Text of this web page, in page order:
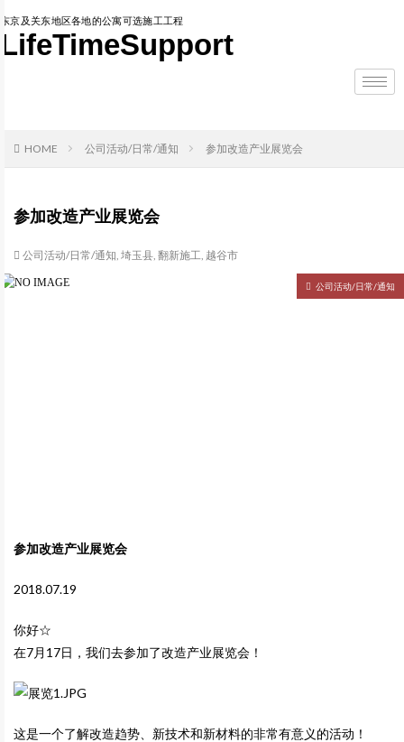
东京及关东地区各地的公寓可选施工工程
LifeTimeSupport
HOME 公司活动/日常/通知 参加改造产业展览会
参加改造产业展览会
公司活动/日常/通知, 埼玉县, 翻新施工, 越谷市
公司活动/日常/通知
参加改造产业展览会
2018.07.19
你好☆
在7月17日，我们去参加了改造产业展览会！
这是一个了解改造趋势、新技术和新材料的非常有意义的活动！